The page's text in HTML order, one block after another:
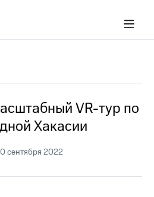
VR-тур по
Хакасии
сентября 2022